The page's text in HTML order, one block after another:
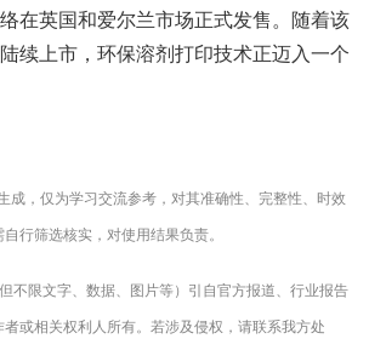
在英国和爱尔兰市场正式发售。随着该
续上市，环保溶剂打印技术正迈入一个
成，仅为学习交流参考，对其准确性、完整性、时效
行筛选核实，对使用结果负责。
不限文字、数据、图片等）引自官方报道、行业报告
或相关权利人所有。若涉及侵权，请联系我方处